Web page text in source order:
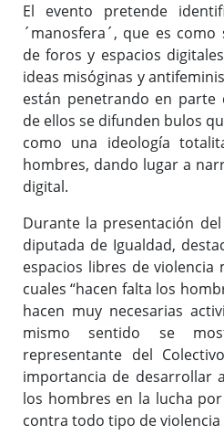
El evento pretende
´manosfera´, que es
de foros y espacios
ideas misóginas y
están penetrando en parte
de ellos se difunden bulos
como una ideología
hombres, dando lugar a
digital.
Durante la presentación
diputada de Igualdad,
espacios libres de violencia
cuales “hacen falta los
hacen muy necesarias
mismo sentido se
representante del
importancia de desarrollar
los hombres en la lucha
contra todo tipo de violencia